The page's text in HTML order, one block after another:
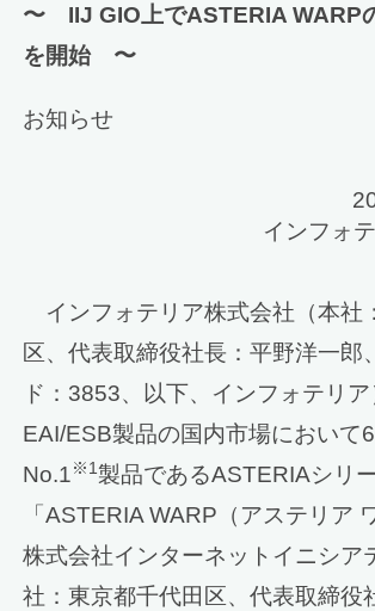
〜 IIJ GIO上でASTERIA WARP
を開始 〜
お知らせ
インフォ
インフォテリア株式会社（本社
区、代表取締役社長：平野洋一郎
ド：3853、以下、インフォテリア
EAI/ESB製品の国内市場において
No.1※1製品であるASTERIAシリ
「ASTERIA WARP（アステリア
株式会社インターネットイニシア
社：東京都千代田区、代表取締役